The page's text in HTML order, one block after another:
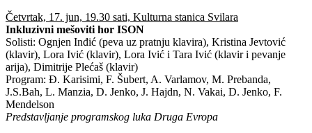
Četvrtak, 17. jun, 19.30 sati, Kulturna stanica Svilara
Inkluzivni mešoviti hor ISON
Solisti: Ognjen Inđić (peva uz pratnju klavira), Kristina Jevtović
(klavir), Lora Ivić (klavir), Lora Ivić i Tara Ivić (klavir i pevanje
arija), Dimitrije Plećaš (klavir)
Program: Đ. Karisimi, F. Šubert, A. Varlamov, M. Prebanda,
J.S.Bah, L. Manzia, D. Jenko, J. Hajdn, N. Vakai, D. Jenko, F.
Mendelson
Predstavljanje programskog luka Druga Evropa